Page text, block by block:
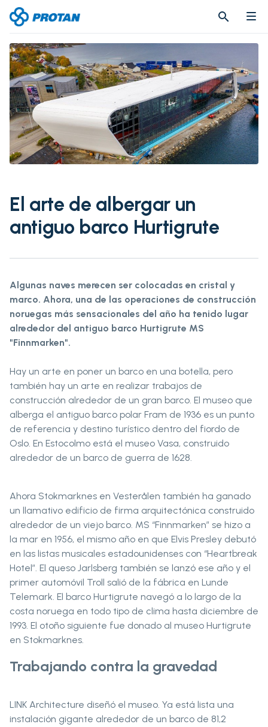
search
search
El arte de albergar un
antiguo barco Hurtigrute
Algunas naves merecen ser colocadas en cristal y
marco. Ahora, una de las operaciones de construcción
noruegas más sensacionales del año ha tenido lugar
alrededor del antiguo barco Hurtigrute MS
"Finnmarken".
Hay un arte en poner un barco en una botella, pero
también hay un arte en realizar trabajos de
construcción alrededor de un gran barco. El museo que
alberga el antiguo barco polar Fram de 1936 es un punto
de referencia y destino turístico dentro del fiordo de
Oslo. En Estocolmo está el museo Vasa, construido
alrededor de un barco de guerra de 1628.
Ahora Stokmarknes en Vesterålen también ha ganado
un llamativo edificio de firma arquitectónica construido
alrededor de un viejo barco. MS “Finnmarken” se hizo a
la mar en 1956, el mismo año en que Elvis Presley debutó
en las listas musicales estadounidenses con “Heartbreak
Hotel”. El queso Jarlsberg también se lanzó ese año y el
primer automóvil Troll salió de la fábrica en Lunde
Telemark. El barco Hurtigrute navegó a lo largo de la
costa noruega en todo tipo de clima hasta diciembre de
1993. El otoño siguiente fue donado al museo Hurtigrute
en Stokmarknes.
Trabajando contra la gravedad
LINK Architecture diseñó el museo. Ya está lista una
instalación gigante alrededor de un barco de 81,2